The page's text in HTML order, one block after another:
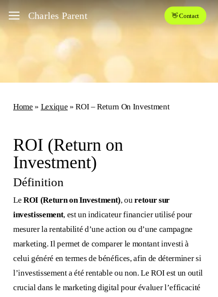
Menu Charles Parent 👋 Contact
Home » Lexique »ROI – Return On Investment
ROI (Return on
Investment)
Définition
Le ROI (Return on Investment), ouretour sur
investissement, est un indicateur financier utilisé pour
mesurer la rentabilité d’une action ou d’une campagne
marketing. Il permet de comparer le montant investi à
celui généré en termes de bénéfices, afin de déterminer si
l’investissement a été rentable ou non. Le ROI est un outil
crucial dans le marketing digital pour évaluer l’efficacité